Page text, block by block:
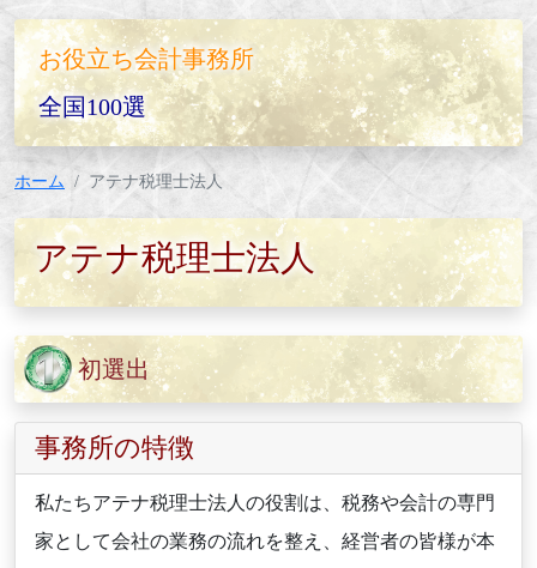
お役立ち会計事務所
全国100選
ホーム アテナ税理士法人
アテナ税理士法人
初選出
事務所の特徴
私たちアテナ税理士法人の役割は、税務や会計の専門
家として会社の業務の流れを整え、経営者の皆様が本